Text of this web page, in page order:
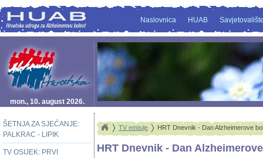
Naslovnica HUAB
mon., 10. august 2026.
ŠETNJA ZA SJEĆANJE:
PALKRAC - LIPIK
TV OSIJEK: PRVI
TV emisije HRT Dnevnik - Dan Alzheimerove
HRT Dnevnik - Dan